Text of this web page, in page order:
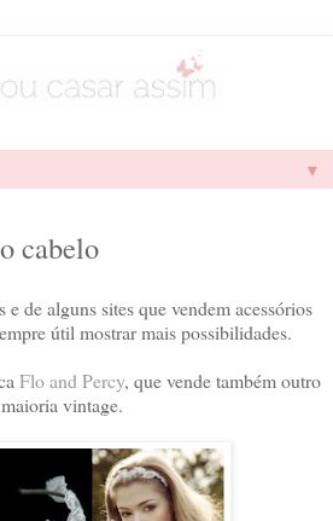
▼
cabelo
e de alguns sites que vendem acessórios
útil mostrar mais possibilidades.
Flo and Percy, que vende também outro
vintage.